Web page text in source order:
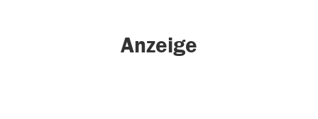
Anzeige